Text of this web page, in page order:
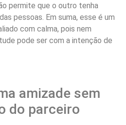
permite que o outro tenha
pessoas. Em suma, esse é um
com calma, pois nem
pode ser com a intenção de
amizade sem
do parceiro